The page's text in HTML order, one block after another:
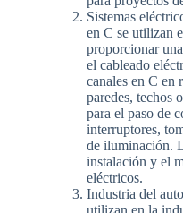
Sistemas
en C se utilizan
proporcionar
el cableado
canales en C en
paredes, techos
para el paso de
interruptores,
de iluminación.
instalación y el
eléctricos.
Industria del